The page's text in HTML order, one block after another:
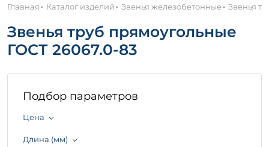
Главная- Каталог изделий- Звенья железобетонные- Звенья
Звенья труб прямоугольные
ГОСТ 26067.0-83
Подбор параметров
Цена
Длина (мм)